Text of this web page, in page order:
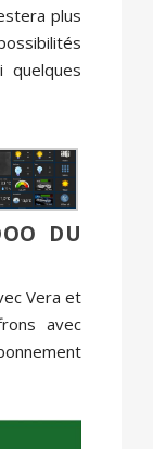
plus
DU
Vera et
avec